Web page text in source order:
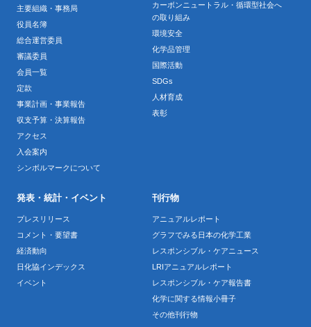
主要組織・事務局
役員名簿
総合運営委員
審議委員
会員一覧
定款
事業計画・事業報告
収支予算・決算報告
アクセス
入会案内
シンボルマークについて
カーボンニュートラル・循環型社会へ
の取り組み
環境安全
化学品管理
国際活動
SDGs
人材育成
表彰
発表・統計・イベント
プレスリリース
コメント・要望書
経済動向
日化協インデックス
イベント
刊行物
アニュアルレポート
グラフでみる日本の化学工業
レスポンシブル・ケアニュース
LRIアニュアルレポート
レスポンシブル・ケア報告書
化学に関する情報小冊子
その他刊行物